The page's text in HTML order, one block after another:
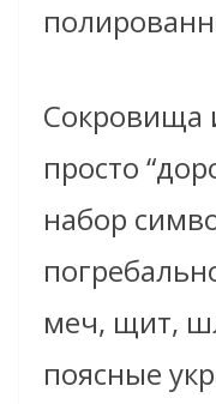
Сокровища
просто
набор
меч, щит,
поясные